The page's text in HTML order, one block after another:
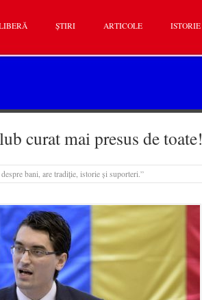
ȘTIRI ARTICOLE ISTORIE
curat mai presus de toate!
bani, are tradiție, istorie și suporteri.”